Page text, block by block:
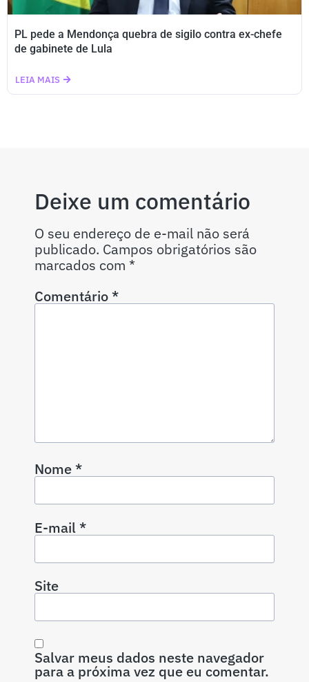
PL pede a Mendonça quebra de sigilo contra ex-chefe
de gabinete de Lula
LEIA MAIS
Deixe um comentário
O seu endereço de e-mail não será
publicado. Campos obrigatórios são
marcados com *
Comentário*
Nome*
E-mail*
Site
Salvar meus dados neste navegador
para a próxima vez que eu comentar.